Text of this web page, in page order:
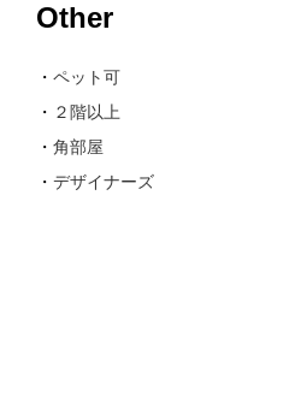
Other
・ ペット可
・ ２階以上
・ 角部屋
・ デザイナーズ